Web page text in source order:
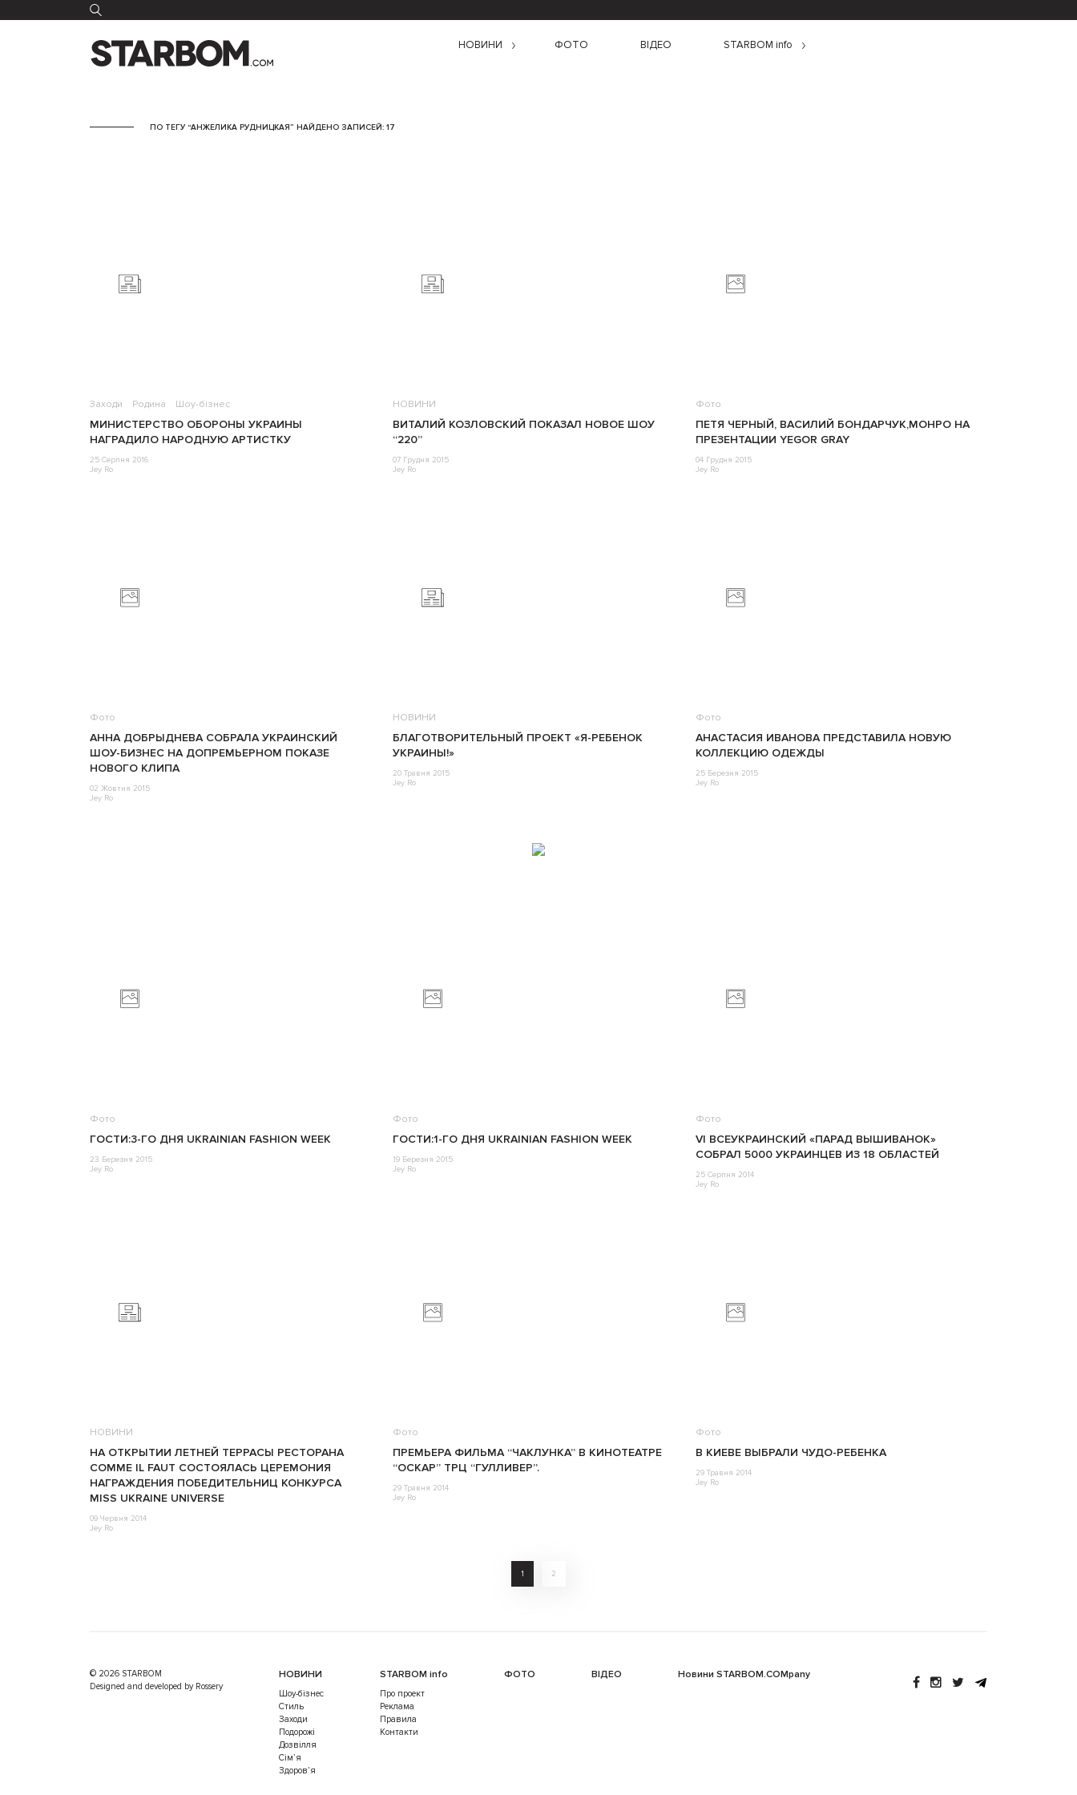
НОВИНИ ФОТО ВІДЕО STARBOM info
ПО ТЕГУ “АНЖЕЛИКА РУДНИЦКАЯ” НАЙДЕНО ЗАПИСЕЙ: 17
Заходи Родина Шоу-бізнес
МИНИСТЕРСТВО ОБОРОНЫ УКРАИНЫ
НАГРАДИЛО НАРОДНУЮ АРТИСТКУ
25 Серпня 2016
Jey Ro
НОВИНИ
ВИТАЛИЙ КОЗЛОВСКИЙ ПОКАЗАЛ НОВОЕ ШОУ
“220”
07 Грудня 2015
Jey Ro
Фото
ПЕТЯ ЧЕРНЫЙ, ВАСИЛИЙ БОНДАРЧУК,МОНРО НА
ПРЕЗЕНТАЦИИ YEGOR GRAY
04 Грудня 2015
Jey Ro
Фото
АННА ДОБРЫДНЕВА СОБРАЛА УКРАИНСКИЙ
ШОУ-БИЗНЕС НА ДОПРЕМЬЕРНОМ ПОКАЗЕ
НОВОГО КЛИПА
02 Жовтня 2015
Jey Ro
НОВИНИ
БЛАГОТВОРИТЕЛЬНЫЙ ПРОЕКТ «Я-РЕБЕНОК
УКРАИНЫ!»
20 Травня 2015
Jey Ro
Фото
АНАСТАСИЯ ИВАНОВА ПРЕДСТАВИЛА НОВУЮ
КОЛЛЕКЦИЮ ОДЕЖДЫ
25 Березня 2015
Jey Ro
Фото
ГОСТИ:3-ГО ДНЯ UKRAINIAN FASHION WEEK
23 Березня 2015
Jey Ro
Фото
ГОСТИ:1-ГО ДНЯ UKRAINIAN FASHION WEEK
19 Березня 2015
Jey Ro
Фото
VI ВСЕУКРАИНСКИЙ «ПАРАД ВЫШИВАНОК»
СОБРАЛ 5000 УКРАИНЦЕВ ИЗ 18 ОБЛАСТЕЙ
25 Серпня 2014
Jey Ro
НОВИНИ
НА ОТКРЫТИИ ЛЕТНЕЙ ТЕРРАСЫ РЕСТОРАНА
COMME IL FAUT СОСТОЯЛАСЬ ЦЕРЕМОНИЯ
НАГРАЖДЕНИЯ ПОБЕДИТЕЛЬНИЦ КОНКУРСА
MISS UKRAINE UNIVERSE
09 Червня 2014
Jey Ro
Фото
ПРЕМЬЕРА ФИЛЬМА “ЧАКЛУНКА” В КИНОТЕАТРЕ
“ОСКАР” ТРЦ “ГУЛЛИВЕР”.
29 Травня 2014
Jey Ro
Фото
В КИЕВЕ ВЫБРАЛИ ЧУДО-РЕБЕНКА
29 Травня 2014
Jey Ro
1 2
© 2026 STARBOM
Designed and developed by Rossery
НОВИНИ
Шоу-бізнес
Стиль
Заходи
Подорожі
Дозвілля
Cім’я
Здоров’я
STARBOM info
Про проект
Реклама
Правила
Контакти
ФОТО ВІДЕО Новини STARBOM.COMpany